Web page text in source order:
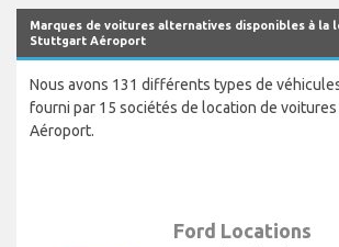
Marques de voitures alternatives disponibles à la
Stuttgart Aéroport
Nous avons 131 différents types de
fourni par 15 sociétés de location de
Aéroport.
Ford Locations